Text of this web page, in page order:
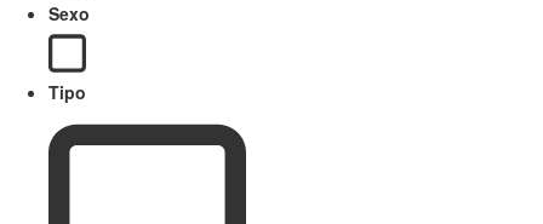
Sexo
Tipo